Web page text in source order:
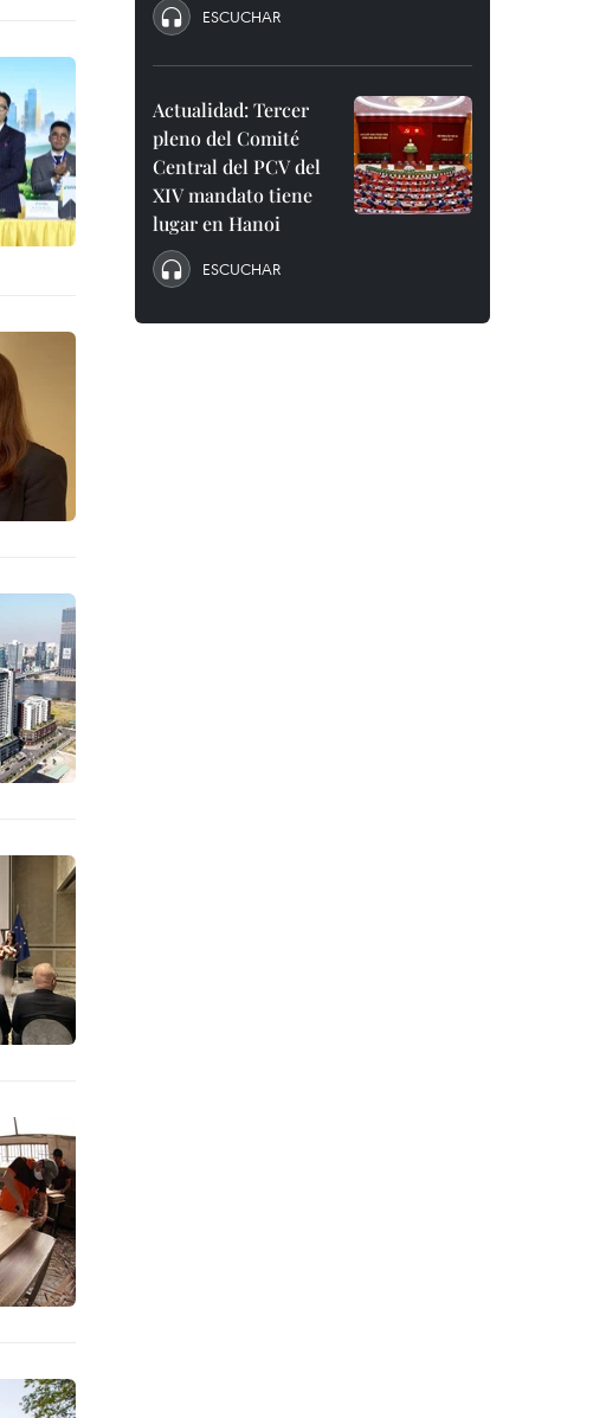
ESCUCHAR
Actualidad: Tercer
pleno del Comité
Central del PCV del
XIV mandato tiene
lugar en Hanoi
ESCUCHAR